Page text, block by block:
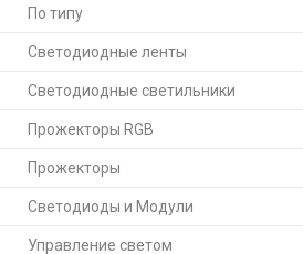
По типу
Светодиодные ленты
Светодиодные светильники
Прожекторы RGB
Прожекторы
Светодиоды и Модули
Управление светом